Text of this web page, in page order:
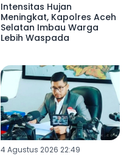
Intensitas Hujan
Meningkat, Kapolres Aceh
Selatan Imbau Warga
Lebih Waspada
4 Agustus 2026 22:49